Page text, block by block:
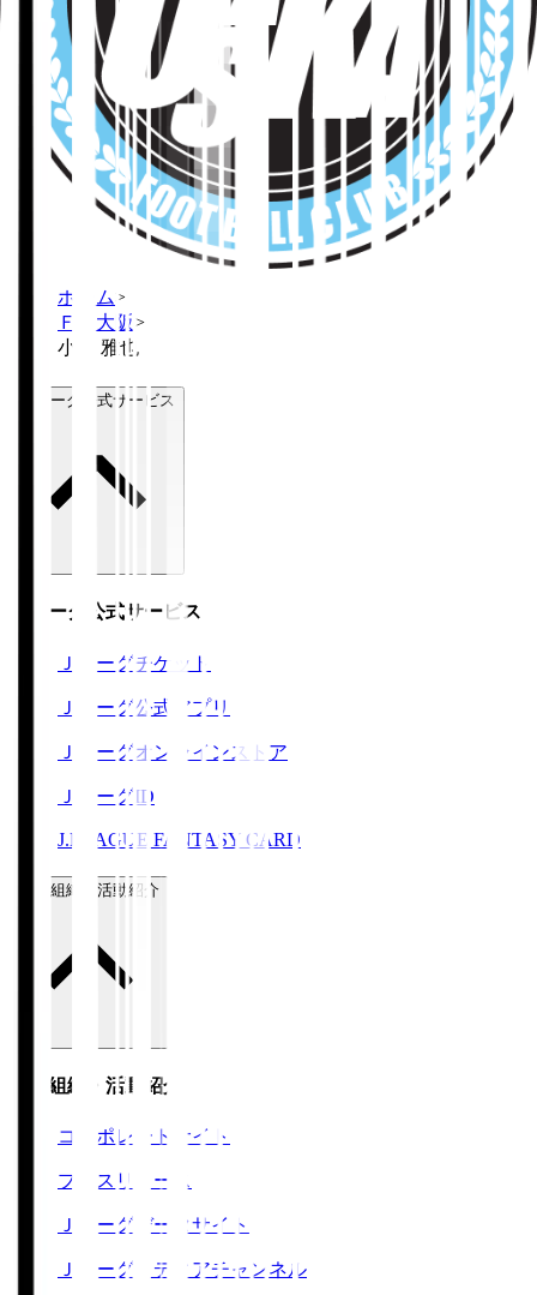
ホーム >
ＦＣ大阪>
小島 雅也
Ｊリーグ公式サービス
Ｊリーグ公式サービス
Ｊリーグチケット
Ｊリーグ公式アプリ
Ｊリーグオンラインストア
ＪリーグID
J.LEAGUE FANTASY CARD
運営組織・活動紹介
運営組織・活動紹介
コーポレートサイト
プレスリリース
Ｊリーグデータサイト
Ｊリーグメディアチャンネル